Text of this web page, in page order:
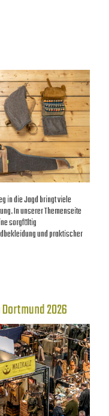
in die Jagd bringt viele
In unserer Themenseite
sorgfältig
und praktischer
2026